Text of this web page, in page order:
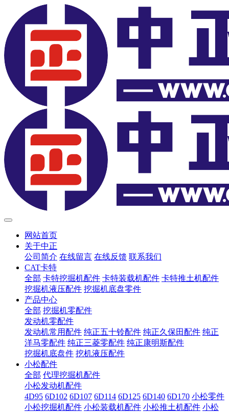
网站首页
关于中正
公司简介 在线留言 在线反馈 联系我们
CAT卡特
全部 卡特挖掘机配件 卡特装载机配件 卡特推土机配件
挖掘机液压配件 挖掘机底盘零件
产品中心
全部 挖掘机零配件
发动机零配件
发动机常用配件 纯正五十铃配件 纯正久保田配件 纯正
洋马零配件 纯正三菱零配件 纯正康明斯配件
挖掘机底盘件 挖机液压配件
小松配件
全部 代理挖掘机配件
小松发动机配件
4D95 6D102 6D107 6D114 6D125 6D140 6D170 小松零件
小松挖掘机配件 小松装载机配件 小松推土机配件 小松